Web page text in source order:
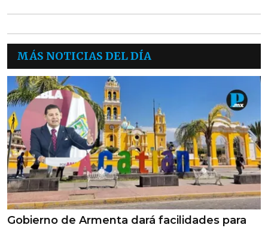
MÁS NOTICIAS DEL DÍA
Gobierno de Armenta dará facilidades para